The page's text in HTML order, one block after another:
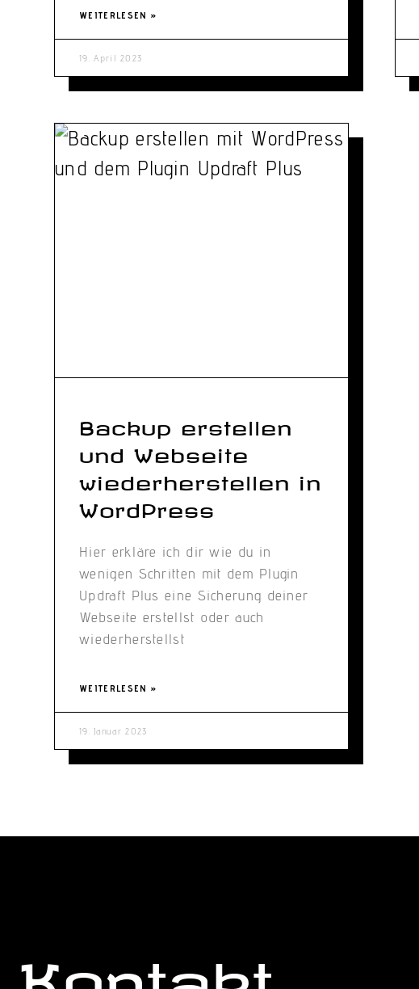
WEITERLESEN »
19. April 2023
Backup erstellen
und Webseite
wiederherstellen in
WordPress
Hier erkläre ich dir wie du in
wenigen Schritten mit dem Plugin
Updraft Plus eine Sicherung deiner
Webseite erstellst oder auch
wiederherstellst
WEITERLESEN »
19. Januar 2023
Kontakt